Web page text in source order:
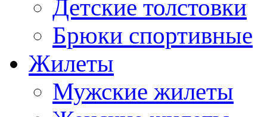
Детские толстовки
Брюки спортивные
Жилеты
Мужские жилеты